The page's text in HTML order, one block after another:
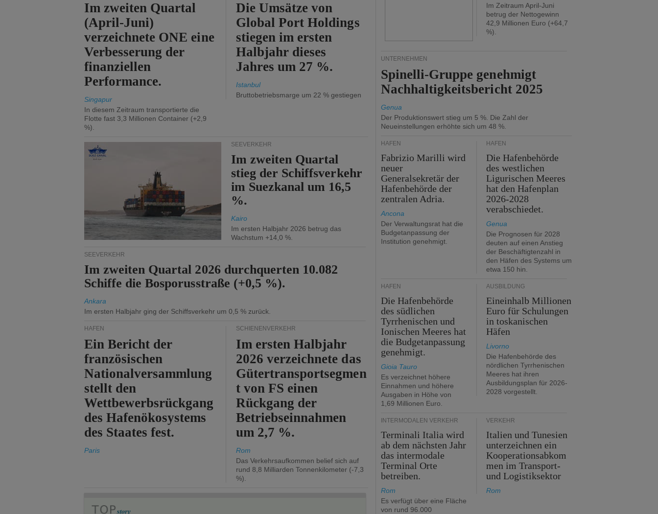
Im zweiten Quartal
(April-Juni)
verzeichnete ONE eine
Verbesserung der
finanziellen
Performance.
Singapur
In diesem Zeitraum transportierte die
Flotte fast 3,3 Millionen Container (+2,9
%).
Die Umsätze von
Global Port Holdings
stiegen im ersten
Halbjahr dieses
Jahres um 27 %.
Istanbul
Bruttobetriebsmarge um 22 % gestiegen
SEEVERKEHR
Im zweiten Quartal
stieg der Schiffsverkehr
im Suezkanal um 16,5
%.
Kairo
Im ersten Halbjahr 2026 betrug das
Wachstum +14,0 %.
SEEVERKEHR
Im zweiten Quartal 2026 durchquerten 10.082
Schiffe die Bosporusstraße (+0,5 %).
Ankara
Im ersten Halbjahr ging der Schiffsverkehr um 0,5 % zurück.
HÄFEN
Ein Bericht der
französischen
Nationalversammlung
stellt den
Wettbewerbsrückgang
des Hafenökosystems
des Staates fest.
Paris
SCHIENENVERKEHR
Im ersten Halbjahr
2026 verzeichnete das
Gütertransportsegmen
t von FS einen
Rückgang der
Betriebseinnahmen
um 2,7 %.
Rom
Das Verkehrsaufkommen belief sich auf
rund 8,8 Milliarden Tonnenkilometer (-7,3
%).
Im Zeitraum April-Juni
betrug der Nettogewinn
42,9 Millionen Euro (+64,7
%).
UNTERNEHMEN
Spinelli-Gruppe genehmigt
Nachhaltigkeitsbericht 2025
Genua
Der Produktionswert stieg um 5 %. Die Zahl der
Neueinstellungen erhöhte sich um 48 %.
HÄFEN
Fabrizio Marilli wird
neuer
Generalsekretär der
Hafenbehörde der
zentralen Adria.
Ancona
Der Verwaltungsrat hat die
Budgetanpassung der
Institution genehmigt.
HÄFEN
Die Hafenbehörde
des westlichen
Ligurischen Meeres
hat den Hafenplan
2026-2028
verabschiedet.
Genua
Die Prognosen für 2028
deuten auf einen Anstieg
der Beschäftigtenzahl in
den Häfen des Systems um
etwa 150 hin.
HÄFEN
Die Hafenbehörde
des südlichen
Tyrrhenischen und
Ionischen Meeres hat
die Budgetanpassung
genehmigt.
Gioia Tauro
Es verzeichnet höhere
Einnahmen und höhere
Ausgaben in Höhe von
1,69 Millionen Euro.
AUSBILDUNG
Eineinhalb Millionen
Euro für Schulungen
in toskanischen
Häfen
Livorno
Die Hafenbehörde des
nördlichen Tyrrhenischen
Meeres hat ihren
Ausbildungsplan für 2026-
2028 vorgestellt.
INTERMODALEN VERKEHR
Terminali Italia wird
ab dem nächsten Jahr
das intermodale
Terminal Orte
betreiben.
Rom
Es verfügt über eine Fläche
von rund 96.000
VERKEHR
Italien und Tunesien
unterzeichnen ein
Kooperationsabkom
men im Transport-
und Logistiksektor
Rom